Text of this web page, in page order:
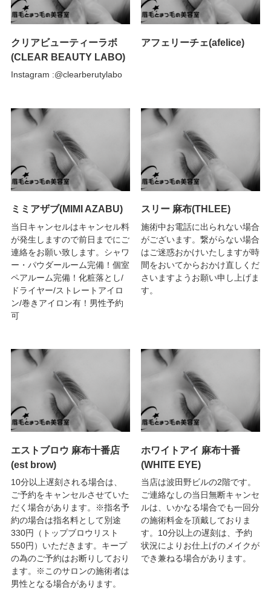
クリアビューティーラボ
(CLEAR BEAUTY LABO)
Instagram :@clearberutylabo
アフェリーチェ(afelice)
ミミアザブ(MIMI AZABU)
当日キャンセルはキャンセル料
が発生しますので前日までにご
連絡をお願い致します。シャワ
ー・パウダールーム完備！個室
ペアルーム完備！化粧落とし/
ドライヤー/ストレートアイロ
ン/巻きアイロン有！男性予約
可
スリー 麻布(THLEE)
施術中お電話に出られない場合
がございます。繋がらない場合
はご迷惑おかけいたしますが時
間をおいてからおかけ直しくだ
さいますようお願い申し上げま
す。
エストブロウ 麻布十番店
(est brow)
10分以上遅刻される場合は、
ご予約をキャンセルさせていた
だく場合があります。※指名予
約の場合は指名料として別途
330円（トップブロウリスト
550円）いただきます。キープ
の為のご予約はお断りしており
ます。※このサロンの施術者は
男性となる場合があります。
ホワイトアイ 麻布十番
(WHITE EYE)
当店は波田野ビルの2階です。
ご連絡なしの当日無断キャンセ
ルは、いかなる場合でも一回分
の施術料金を頂戴しておりま
す。10分以上の遅刻は、予約
状況によりお仕上げのメイクが
でき兼ねる場合があります。